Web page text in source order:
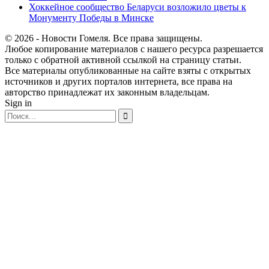
Хоккейное сообщество Беларуси возложило цветы к
Монументу Победы в Минске
© 2026 - Новости Гомеля. Все права защищены.
Любое копирование материалов с нашего ресурса разрешается
только с обратной активной ссылкой на страницу статьи.
Все материалы опубликованные на сайте взяты с открытых
источников и других порталов интернета, все права на
авторство принадлежат их законным владельцам.
Sign in